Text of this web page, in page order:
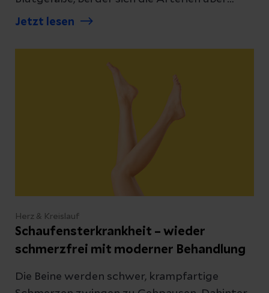
Jahre verändern, verengen und an Elastizität
„verkalkten“ oder „verhärteten“ Schlagadern
die Rede. Wie hoch ist Ihr Risiko, zu erkranken
und wie wird Arteriosklerose behandelt?
Jetzt lesen
Herz & Kreislauf
Schaufensterkrankheit – wieder
schmerzfrei mit moderner Behandlung
Die Beine werden schwer, krampfartige